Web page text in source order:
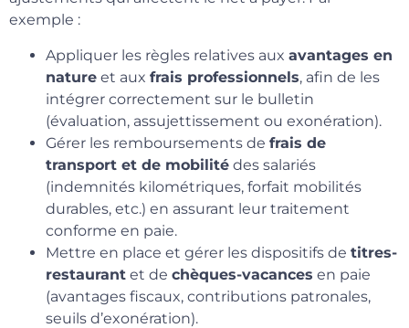
exemple :
Appliquer les règles relatives aux avantages en
nature et aux frais professionnels, afin de les
intégrer correctement sur le bulletin
(évaluation, assujettissement ou exonération).
Gérer les remboursements de frais de
transport et de mobilité des salariés
(indemnités kilométriques, forfait mobilités
durables, etc.) en assurant leur traitement
conforme en paie.
Mettre en place et gérer les dispositifs de titres-
restaurant et de chèques-vacances en paie
(avantages fiscaux, contributions patronales,
seuils d’exonération).